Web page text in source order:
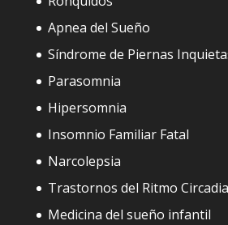
Apnea del Sueño
Síndrome de Piernas
Parasomnia
Hipersomnia
Insomnio Familiar Fatal
Narcolepsia
Trastornos del Ritmo
Medicina del sueño infantil